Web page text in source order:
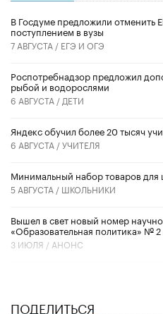
В Госдуме предложили отменить
поступлением в вузы
7 АВГУСТА / ЕГЭ И ОГЭ
Роспотребнадзор предложил
рыбой и водорослями
6 АВГУСТА / ДЕТИ
​Яндекс обучил более 20 тысяч
6 АВГУСТА /УЧИТЕЛЯ
Минимальный набор товаров
5 АВГУСТА / ШКОЛЬНИКИ
Вышел в свет новый номер
«Образовательная политика» №
3 ИЮЛЯ / АНОНС
ПОДЕЛИТЬСЯ